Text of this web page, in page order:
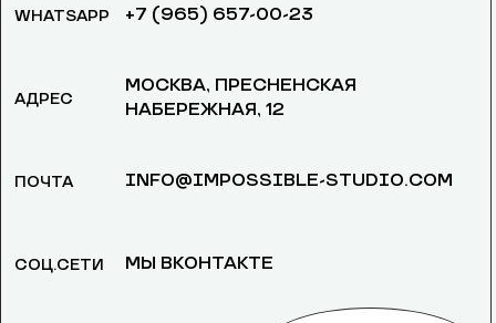
WHATSAPP
АДРЕС
ПОЧТА
СОЦ.СЕТИ
+7 (965) 657-00-23
МОСКВА, ​ПРЕСНЕНСКАЯ
НАБЕРЕЖНАЯ, 12
INFO@IMPOSSIBLE-STUDIO.COM
МЫ ВКОНТАКТЕ